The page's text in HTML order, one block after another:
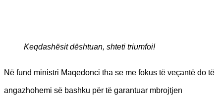
Keqdashësit dështuan, shteti triumfoi!
Në fund ministri Maqedonci tha se me fokus të veçantë do të
angazhohemi së bashku për të garantuar mbrojtjen